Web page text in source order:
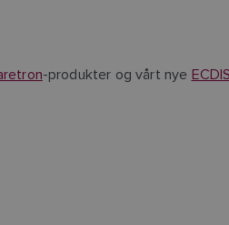
-produkter og vårt nye